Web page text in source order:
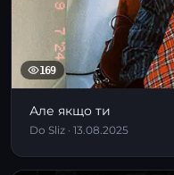
169
Але якщо ти
Dо Sliz · 13.08.2025